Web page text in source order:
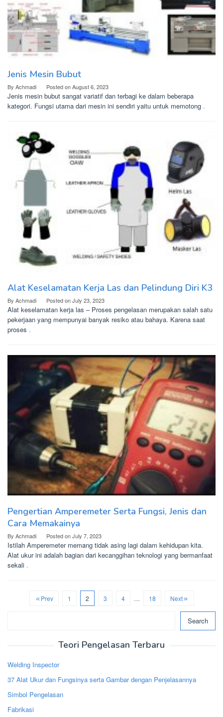
Jenis Mesin Bubut
By Achmadi Posted onAugust 6, 2023
Jenis mesin bubut sangat variatif dan terbagi ke dalam beberapa
kategori. Fungsi utama dari mesin ini sendiri yaitu untuk memotong .
Alat Keselamatan Kerja Las dan Pelindung Diri K3
By Achmadi Posted onJuly 23, 2023
Alat keselamatan kerja las – Proses pengelasan merupakan salah satu
pekerjaan yang mempunyai banyak resiko atau bahaya. Karena saat
proses .
Pengertian Amperemeter Serta Fungsi, Jenis dan
Cara Memakainya
By Achmadi Posted onJuly 7, 2023
Istilah Amperemeter memang tidak asing lagi dalam kehidupan kita.
Alat ukur ini adalah bagian dari kecanggihan teknologi yang bermanfaat
sekali .
Prev 1 2 3 4 … 18 Next
Search
Teori Pengelasan Terbaru
Welding Inspector
37 Alat Ukur dan Fungsinya serta Gambar dengan Penjelasannya
Simbol Pengelasan
Fabrikasi